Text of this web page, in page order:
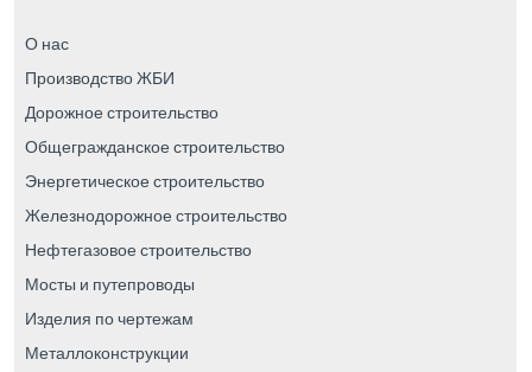
О нас
Производство ЖБИ
Дорожное строительство
Общегражданское строительство
Энергетическое строительство
Железнодорожное строительство
Нефтегазовое строительство
Мосты и путепроводы
Изделия по чертежам
Металлоконструкции